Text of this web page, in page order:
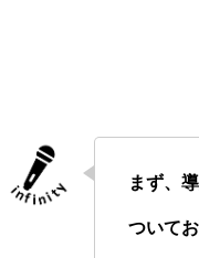
まず、
ついて